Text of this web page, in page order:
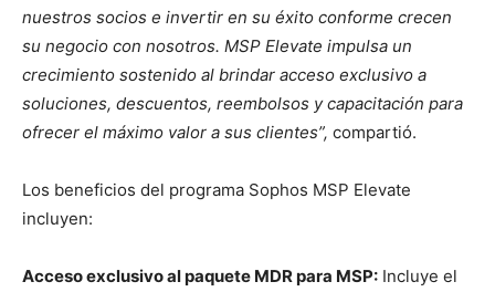
nuestros socios e invertir en su éxito conforme crecen
su negocio con nosotros. MSP Elevate impulsa un
crecimiento sostenido al brindar acceso exclusivo a
soluciones, descuentos, reembolsos y capacitación para
ofrecer el máximo valor a sus clientes”, compartió.
Los beneficios del programa Sophos MSP Elevate
incluyen:
Acceso exclusivo al paquete MDR para MSP: Incluye el